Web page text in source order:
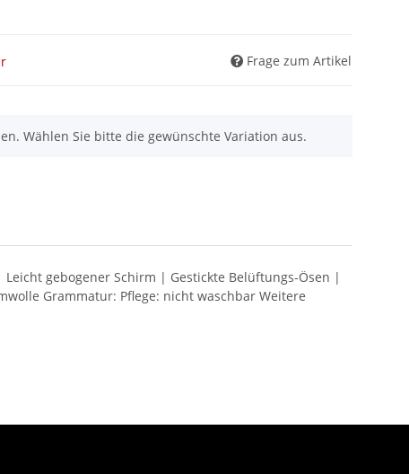
Frage zum Artikel
Wählen Sie bitte die gewünschte Variation aus.
gebogener Schirm | Gestickte Belüftungs-Ösen |
Grammatur: Pflege: nicht waschbar Weitere